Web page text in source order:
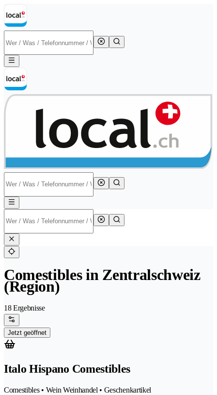
Comestibles in Zentralschweiz
(Region)
18 Ergebnisse
Jetzt geöffnet
Italo Hispano Comestibles
Comestibles • Wein Weinhandel • Geschenkartikel